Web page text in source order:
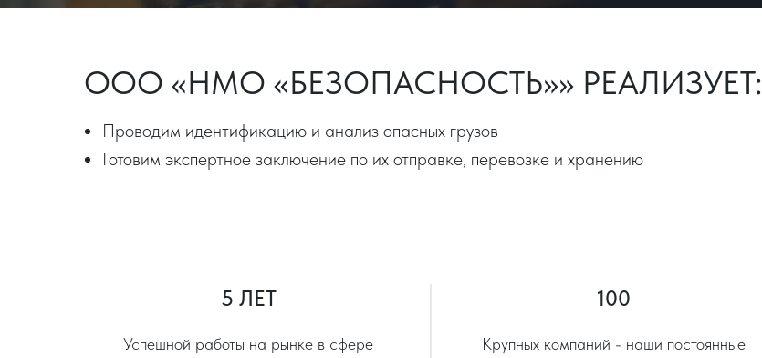
ООО «НМО «БЕЗОПАСНОСТЬ»» РЕАЛИЗУЕТ:
Проводим идентификацию и анализ опасных грузов
Готовим экспертное заключение по их отправке, перевозке и хранению
5 ЛЕТ
Успешной работы на рынке в сфере
100
Крупных компаний - наши постоянные